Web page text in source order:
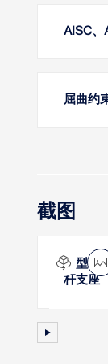
AISC、
屈曲约
截图
模型
杆支座